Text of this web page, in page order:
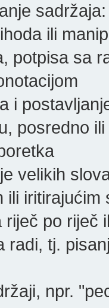
ili
potpisa sa
i
posredno
velikih
ili iritirajućim
riječ po riječ
radi, tj.
npr.